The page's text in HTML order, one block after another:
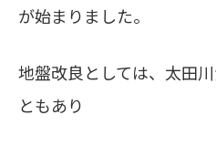
が始まりました。
地盤改良としては、太田
ともあり